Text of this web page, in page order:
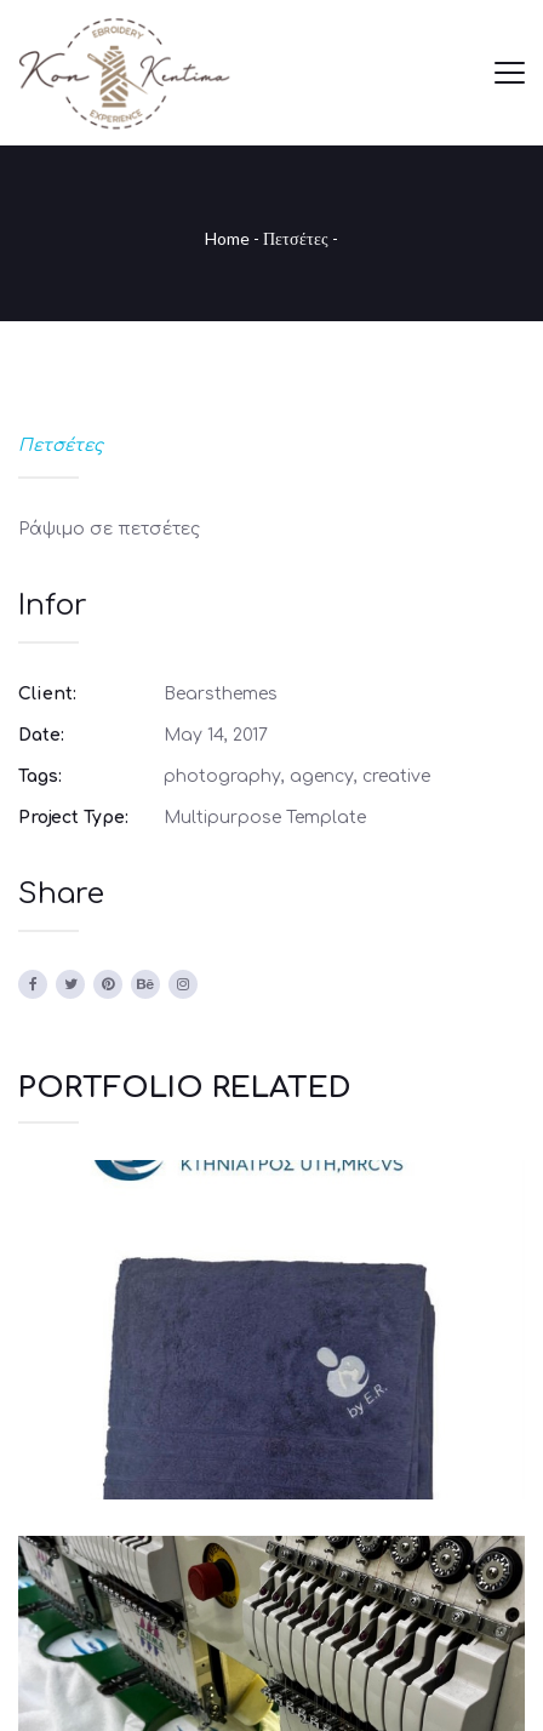
Home - Πετσέτες -
Πετσέτες
Ράψιμο σε πετσέτες
Infor
Client: Bearsthemes
Date: May 14, 2017
Tags: photography, agency, creative
Project Type: Multipurpose Template
Share
PORTFOLIO RELATED
Πετσέτες